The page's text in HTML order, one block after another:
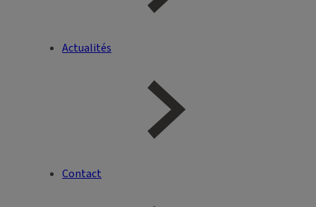
Actualités
Contact